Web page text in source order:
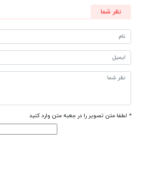
نظر شما
* لطفا متن تصویر را در جعبه متن وارد کنید